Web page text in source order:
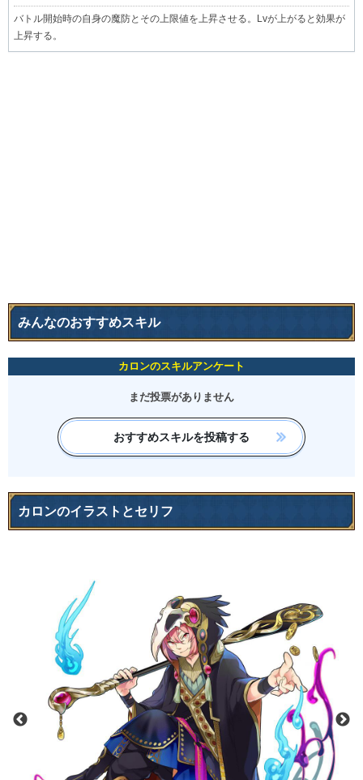
バトル開始時の自身の魔防とその上限値を上昇させる。Lvが上がると効果が
上昇する。
みんなのおすすめスキル
カロンのスキルアンケート
まだ投票がありません
おすすめスキルを投稿する
カロンのイラストとセリフ